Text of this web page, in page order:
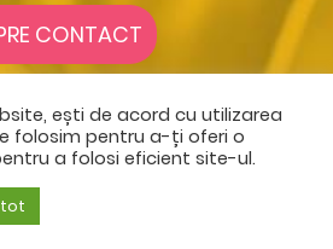
CONTACT
ești de acord cu utilizarea
folosim pentru a-ți oferi o
a folosi eficient site-ul.